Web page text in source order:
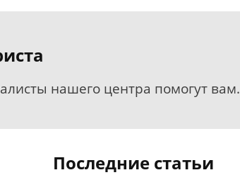
нашего центра помогут вам.
Последние статьи